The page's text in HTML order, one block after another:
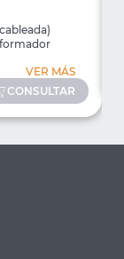
VER MÁS
CONSULTAR